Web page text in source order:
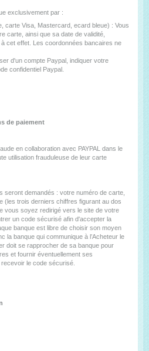
exclusivement par :
Visa, Mastercard, ecard bleue) : Vous
carte, ainsi que sa date de validité,
cet effet. Les coordonnées bancaires ne
d'un compte Paypal, indiquer votre
confidentiel Paypal.
de paiement
en collaboration avec PAYPAL dans le
utilisation frauduleuse de leur carte
seront demandés : votre numéro de carte,
(les trois derniers chiffres figurant au dos
vous soyez redirigé vers le site de votre
un code sécurisé afin d'accepter la
banque est libre de choisir son moyen
la banque qui communique à l’Acheteur le
doit se rapprocher de sa banque pour
et fournir éventuellement ses
le code sécurisé.